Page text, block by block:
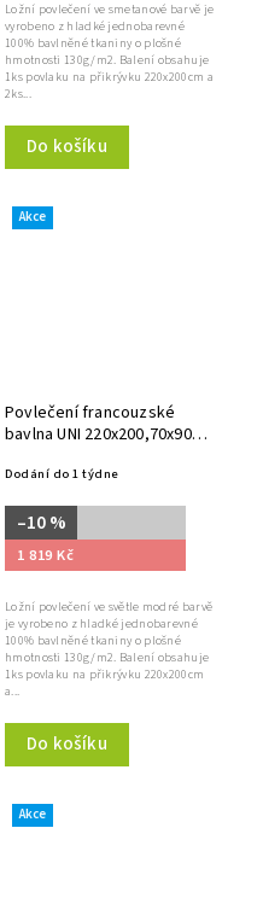
Do košíku
Ložní povlečení ve smetanové barvě je
vyrobeno z hladké jednobarevné
100% bavlněné tkaniny o plošné
hmotnosti 130g/m2. Balení obsahuje
1ks povlaku na přikrývku 220x200cm a
2ks...
Akce
Povlečení francouzské
bavlna UNI 220x200,70x90
Dodání do 1 týdne
–10 %
1 819 Kč
Do košíku
Ložní povlečení ve světle modré barvě
je vyrobeno z hladké jednobarevné
100% bavlněné tkaniny o plošné
hmotnosti 130g/m2. Balení obsahuje
1ks povlaku na přikrývku 220x200cm
a...
Akce